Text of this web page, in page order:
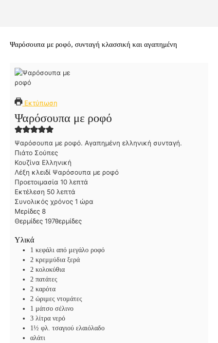
Ψαρόσουπα με ροφό, συνταγή κλασσική και αγαπημένη
Εκτύπωση
Ψαρόσουπα με ροφό
Ψαρόσουπα με ροφό. Αγαπημένη ελληνική συνταγή.
Πιάτο Σούπες
Κουζίνα Ελληνική
Λέξη κλειδί Ψαρόσουπα με ροφό
Προετοιμασία 10λ
ε
π
ά
λεπτά
Εκτέλεση 50λ
ε
τ
λεπτά
Συνολικός χρόνος 1 ώ
α
ώρα
Μερίδες 8
Θερμίδες 197θερμίδες
Υλικά
1 κεφάλι από μεγάλο ροφό
2 κρεμμύδια ξερά
2 κολοκύθια
2 πατάτες
2 καρότα
2 ώριμες ντομάτες
1 μάτσο σέλινο
3 λίτρα νερό
1½ φλ. τσαγιού ελαιόλαδο
αλάτι